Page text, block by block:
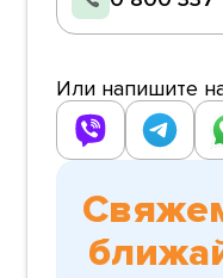
Или напишите